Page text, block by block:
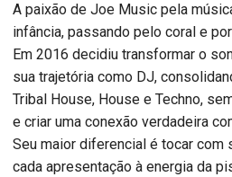
A paixão de Joe Music pela
infância, passando pelo coral e
Em 2016 decidiu transformar o
sua trajetória como DJ,
Tribal House, House e Techno,
e criar uma conexão verdadeira
Seu maior diferencial é tocar com
cada apresentação à energia da